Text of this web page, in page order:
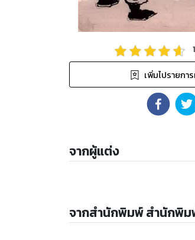
เพิ่มไปรายกา
จากผู้แต่ง
จากสำนักพิมพ์ สำนักพิ